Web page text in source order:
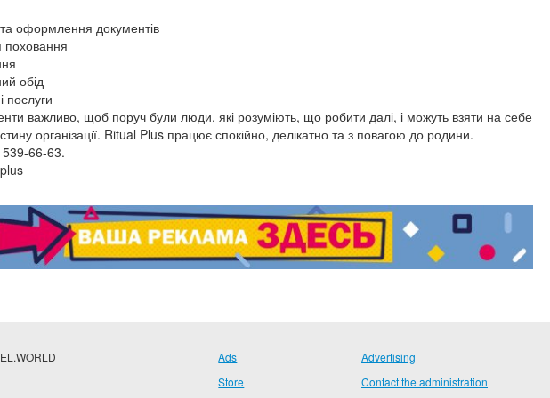
та оформлення документів
поховання
обід
послуги
важливо, щоб поруч були люди, які розуміють, що робити далі, і можуть взяти на себе
організації. Ritual Plus працює спокійно, делікатно та з повагою до родини.
66-63.
Ads
Store
Advertising
Contact the administration